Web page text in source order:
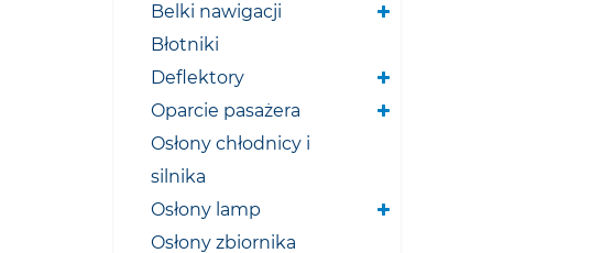
Belki nawigacji
Błotniki
Deflektory
Oparcie pasażera
Osłony chłodnicy i
silnika
Osłony lamp
Osłony zbiornika